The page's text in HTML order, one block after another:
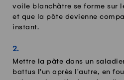
voile blanchâtre se forme sur
et que la pâte devienne
instant.
Mettre la pâte dans un
battus l'un après l'autre, en